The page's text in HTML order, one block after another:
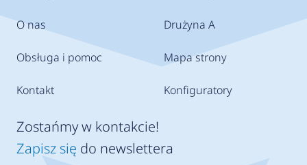
O nas
Obsługa i pomoc
Kontakt
Drużyna A
Mapa strony
Konfiguratory
Zostańmy w kontakcie!
Zapisz się do newslettera